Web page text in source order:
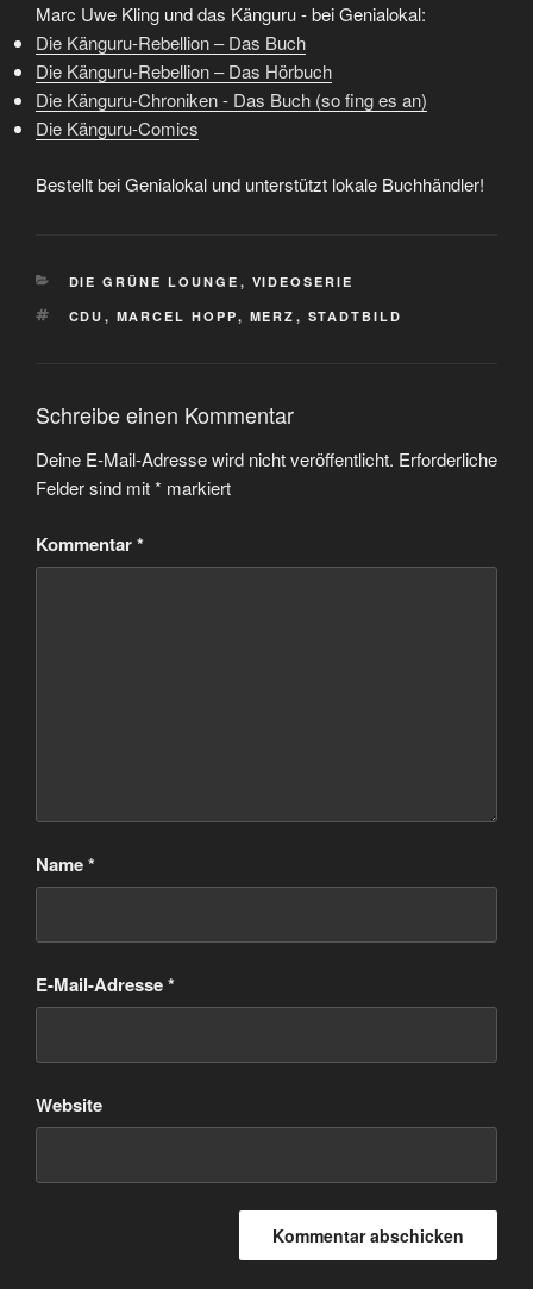
Marc Uwe Kling und das Känguru - bei Genialokal:
Die Känguru-Rebellion – Das Buch
Die Känguru-Rebellion – Das Hörbuch
Die Känguru-Chroniken - Das Buch (so fing es an)
Die Känguru-Comics
Bestellt bei Genialokal und unterstützt lokale Buchhändler!
KATEGORIEN
DIE GRÜNE LOUNGE , VIDEOSERIE
SCHLAGWÖRTER
CDU , MARCEL HOPP, MERZ , STADTBILD
Schreibe einen Kommentar
Deine E-Mail-Adresse wird nicht veröffentlicht. Erforderliche
Felder sind mit* markiert
Kommentar*
Name*
E-Mail-Adresse*
Website